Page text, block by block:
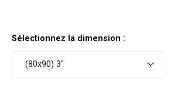
Sélectionnez la dimension :
(80x90) 3"